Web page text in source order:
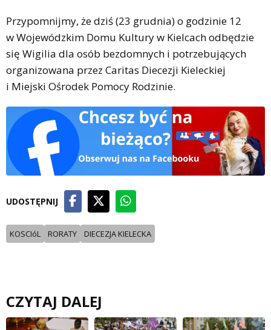
Przypomnijmy, że dziś (23 grudnia) o godzinie 12
w Wojewódzkim Domu Kultury w Kielcach odbędzie
się Wigilia dla osób bezdomnych i potrzebujących
organizowana przez Caritas Diecezji Kieleckiej
i Miejski Ośrodek Pomocy Rodzinie.
UDOSTĘPNIJ
KOSCIóL RORATY DIECEZJA KIELECKA
CZYTAJ DALEJ